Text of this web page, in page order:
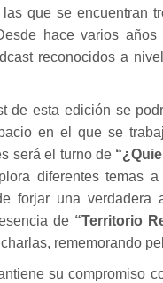
que se encuentran
hace varios años
reconocidos a
de esta edición se
en el que se
será el turno de
diferentes temas
forjar una verdadera
de“Territorio
rememorando
su compromiso